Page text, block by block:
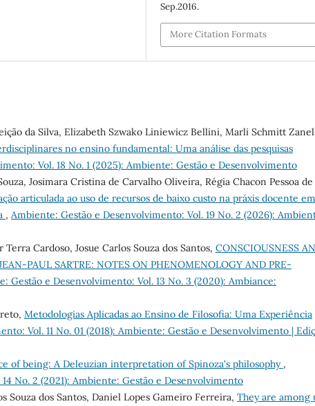
Sep.2016.
More Citation Formats
da Silva, Elizabeth Szwako Liniewicz Bellini, Marli Schmitt
no ensino fundamental: Uma análise das pesquisas
Vol. 18 No. 1 (2025): Ambiente: Gestão e Desenvolvimento
Josimara Cristina de Carvalho Oliveira, Régia Chacon Pessoa de
articulada ao uso de recursos de baixo custo na práxis docente em
, Ambiente: Gestão e Desenvolvimento: Vol. 19 No. 2 (2026):
Cardoso, Josue Carlos Souza dos Santos, CONSCIOUSNESS
PAUL SARTRE: NOTES ON PHENOMENOLOGY AND PRE-
Gestão e Desenvolvimento: Vol. 13 No. 3 (2020): Ambiance:
Metodologias Aplicadas ao Ensino de Filosofia: Uma Experiência
Vol. 11 No. 01 (2018): Ambiente: Gestão e Desenvolvimento |
of being: A Deleuzian interpretation of Spinoza's philosophy ,
No. 2 (2021): Ambiente: Gestão e Desenvolvimento
Souza dos Santos, Daniel Lopes Gameiro Ferreira, They are among